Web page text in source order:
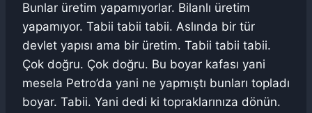
Bunlar üretim yapamıyorlar. Bilanlı üretim
yapamıyor. Tabii tabii tabii. Aslında bir tür
devlet yapısı ama bir üretim. Tabii tabii tabii.
Çok doğru. Çok doğru. Bu boyar kafası yani
mesela Petro’da yani ne yapmıştı bunları topladı
boyar. Tabii. Yani dedi ki topraklarınıza dönün.